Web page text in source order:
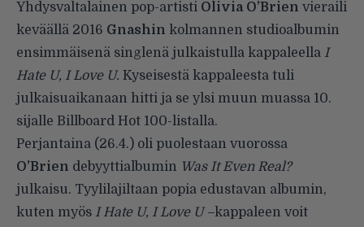
Yhdysvaltalainen pop-artisti Olivia O’Brien vieraili
keväällä 2016 Gnashin kolmannen studioalbumin
ensimmäisenä singlenä julkaistulla kappaleella I
Hate U, I Love U. Kyseisestä kappaleesta tuli
julkaisuaikanaan hitti ja se ylsi muun muassa 10.
sijalle Billboard Hot 100-listalla.
Perjantaina (26.4.) oli puolestaan vuorossa
O’Brien debyyttialbumin Was It Even Real?
julkaisu. Tyylilajiltaan popia edustavan albumin,
kuten myös I Hate U, I Love U –kappaleen voit